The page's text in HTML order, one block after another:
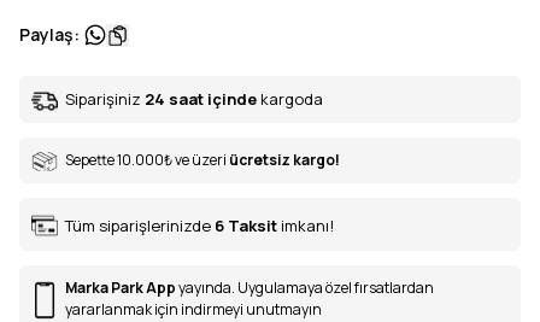
Paylaş:
Siparişiniz 24 saat içinde kargoda
Sepette 10.000₺ve üzeri ücretsiz kargo!
Tüm siparişlerinizde 6 Taksit imkanı!
Marka Park Appyayında. Uygulamaya özel fırsatlardan
yararlanmak için indirmeyi unutmayın